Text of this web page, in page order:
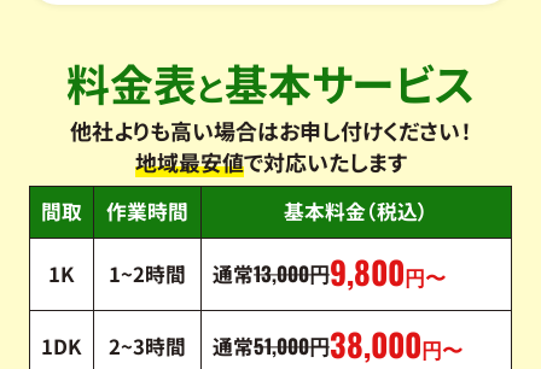
料金表と基本サービス
他社よりも高い場合はお申し付けください！
地域最安値で対応いたします
間取 作業時間 基本料金（税込）
1K 1~2時間 通常13,000円9,800 円〜
1DK 2~3時間 通常51,000円38,000 円〜